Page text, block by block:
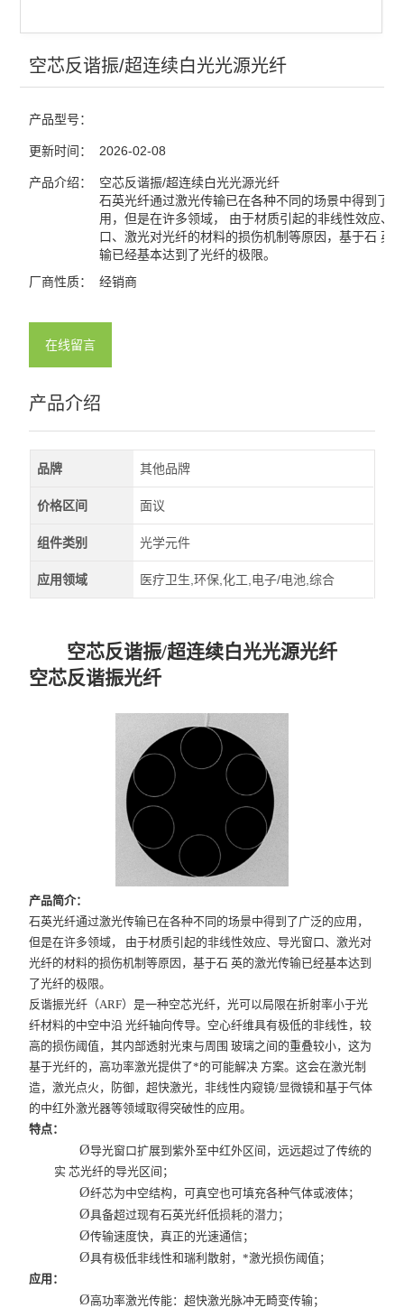
​空芯反谐振/超连续白光光源光纤
产品型号：
更新时间： 2026-02-08
产品介绍：
​空芯反谐振/超连续白光光源光纤
石英光纤通过激光传输已在各种不同的场景中得到了
用，但是在许多领域， 由于材质引起的非线性效应、
口、激光对光纤的材料的损伤机制等原因，基于石 英
输已经基本达到了光纤的极限。
厂商性质：
经销商
在线留言
产品介绍
品牌 其他品牌
价格区间 面议
组件类别 光学元件
应用领域 医疗卫生,环保,化工,电子/电池,综合
空芯反谐振/超连续白光光源光纤
空芯反谐振光纤
产品简介：
石英光纤通过激光传输已在各种不同的场景中得到了广泛的应用，
但是在许多领域， 由于材质引起的非线性效应、导光窗口、激光对
光纤的材料的损伤机制等原因，基于石 英的激光传输已经基本达到
了光纤的极限。
反谐振光纤（ARF）是一种空芯光纤，光可以局限在折射率小于光
纤材料的中空中沿 光纤轴向传导。空心纤维具有极低的非线性，较
高的损伤阈值，其内部透射光束与周围 玻璃之间的重叠较小，这为
基于光纤的，高功率激光提供了*的可能解决 方案。这会在激光制
造，激光点火，防御，超快激光，非线性内窥镜/显微镜和基于气体
的中红外激光器等领域取得突破性的应用。
特点：
Ø导光窗口扩展到紫外至中红外区间，远远超过了传统的
实 芯光纤的导光区间；
Ø纤芯为中空结构，可真空也可填充各种气体或液体；
Ø具备超过现有石英光纤低损耗的潜力；
Ø传输速度快，真正的光速通信；
Ø具有极低非线性和瑞利散射，*激光损伤阈值；
应用：
Ø高功率激光传能：超快激光脉冲无畸变传输；